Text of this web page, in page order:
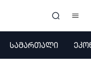
ᲡᲐᲛᲐᲠᲗᲐᲚᲘ